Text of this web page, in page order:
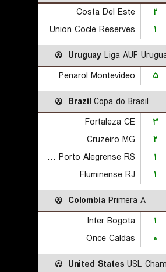
Costa Del Este
۲
Union Cocle Reserves
۱
Uruguay Liga AUF
Penarol Montevideo
۵
Brazil Copa do Brasil
Fortaleza CE
۳
Cruzeiro MG
۲
Gremio Porto Alegrense RS
۱
Fluminense RJ
۱
Colombia Primera A
Inter Bogota
۱
Once Caldas
۰
United States USL